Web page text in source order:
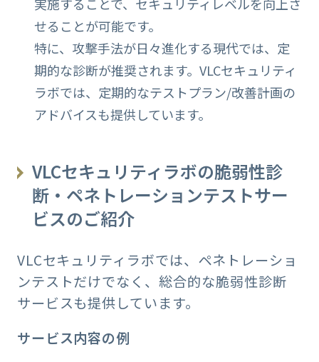
せることが可能です。
特に、攻撃手法が日々進化する現代では、定
期的な診断が推奨されます。VLCセキュリティ
ラボでは、定期的なテストプラン/改善計画の
アドバイスも提供しています。
VLCセキュリティラボの脆弱性診
断・ペネトレーションテストサー
ビスのご紹介
VLCセキュリティラボでは、ペネトレーショ
ンテストだけでなく、総合的な脆弱性診断
サービスも提供しています。
サービス内容の例